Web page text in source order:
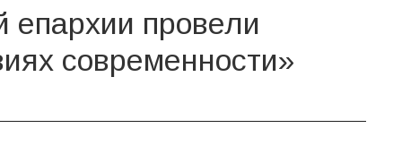
епархии провели
современности»